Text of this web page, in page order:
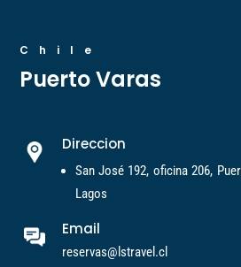
Chile
Puerto Varas
Direccion
San José 192, oficina 206,
Lagos
Email
reservas@lstravel.cl